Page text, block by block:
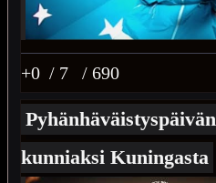
+0 / 7 / 690
Pyhänhäväistyspäivän
kunniaksi Kuningasta